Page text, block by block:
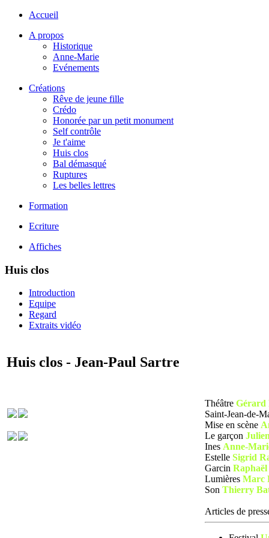
Accueil
A propos
Historique
Anne-Marie
Evénements
Créations
Rêve de jeune fille
Crédo
Honorée par un petit monument
Self contrôle
Je t'aime
Huis clos
Bal démasqué
Ruptures
Les belles lettres
Formation
Ecriture
Affiches
Huis clos
Introduction
Equipe
Regard
Extraits vidéo
Huis clos - Jean-Paul Sartre
Théâtre Gérard
Saint-Jean-de-
Mise en scène
Le garçon
Ines Anne-
Estelle Sigrid
Garcin
Lumières Marc
Son Thierry
Articles de